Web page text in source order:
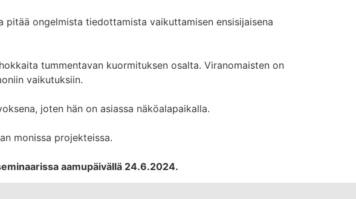
ongelmista tiedottamista vaikuttamisen ensisijaisena
tummentavan kuormituksen osalta. Viranomaisten on
vaikutuksiin.
joten hän on asiassa näköalapaikalla.
monissa projekteissa.
aamupäivällä 24.6.2024.